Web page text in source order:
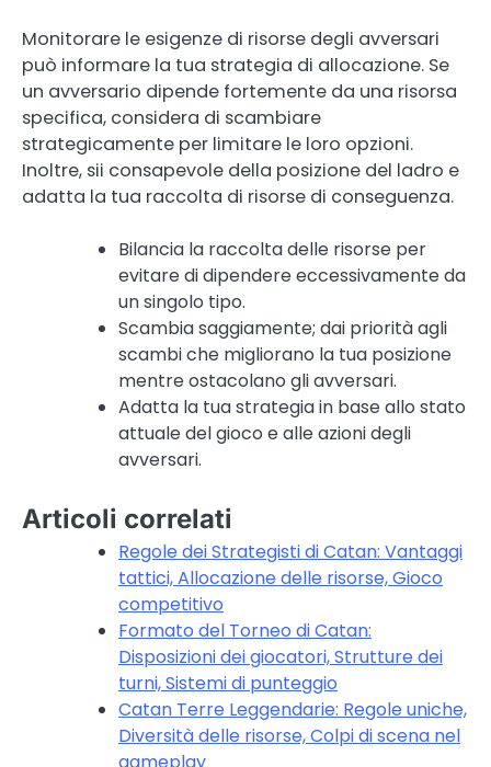
Monitorare le esigenze di risorse degli avversari
può informare la tua strategia di allocazione. Se
un avversario dipende fortemente da una risorsa
specifica, considera di scambiare
strategicamente per limitare le loro opzioni.
Inoltre, sii consapevole della posizione del ladro e
adatta la tua raccolta di risorse di conseguenza.
Bilancia la raccolta delle risorse per
evitare di dipendere eccessivamente da
un singolo tipo.
Scambia saggiamente; dai priorità agli
scambi che migliorano la tua posizione
mentre ostacolano gli avversari.
Adatta la tua strategia in base allo stato
attuale del gioco e alle azioni degli
avversari.
Articoli correlati
Regole dei Strategisti di Catan: Vantaggi
tattici, Allocazione delle risorse, Gioco
competitivo
Formato del Torneo di Catan:
Disposizioni dei giocatori, Strutture dei
turni, Sistemi di punteggio
Catan Terre Leggendarie: Regole uniche,
Diversità delle risorse, Colpi di scena nel
gameplay